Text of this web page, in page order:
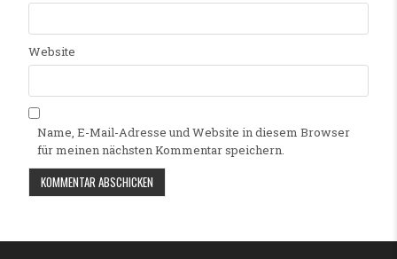
Website
Name, E-Mail-Adresse und Website in diesem Browser
für meinen nächsten Kommentar speichern.